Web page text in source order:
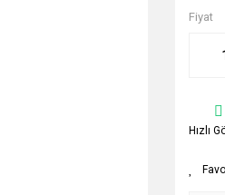
Fiyat
Hızlı